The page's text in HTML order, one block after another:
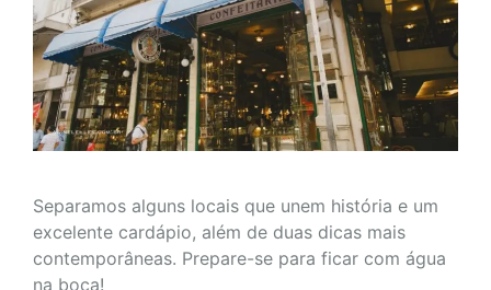
Separamos alguns locais que unem história e um
excelente cardápio, além de duas dicas mais
contemporâneas. Prepare-se para ficar com água
na boca!